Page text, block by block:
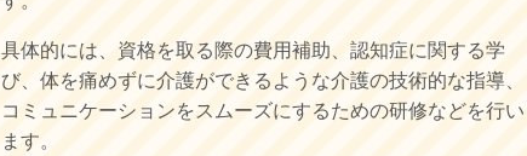
具体的には、資格を取る際の費用補助、認知症に関する学
び、体を痛めずに介護ができるような介護の技術的な指導、
コミュニケーションをスムーズにするための研修などを行い
ます。